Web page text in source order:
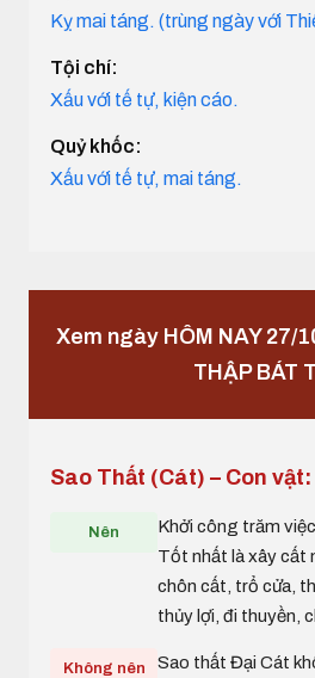
Kỵ mai táng. (trùng ngày với
Tội chí:
Xấu với tế tự, kiện cáo.
Quỷ khốc:
Xấu với tế tự, mai táng.
Xem ngày HÔM NAY 27/
THẬP BÁT
Sao Thất (Cát) – Con vật:
Nên
Khởi công trăm
Tốt nhất là xây cất
chôn cất, trổ cửa,
thủy lợi, đi thuyền,
Không nên
Sao thất Đại Cát